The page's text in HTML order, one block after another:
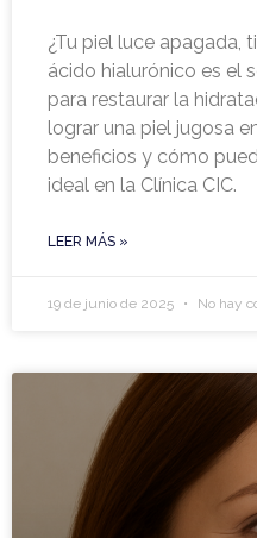
¿Tu piel luce apagada,
ácido hialurónico es el
para restaurar la
lograr una piel jugosa
beneficios y cómo
ideal en la Clínica CIC.
LEER MÁS »
19 de junio de 2025 No hay